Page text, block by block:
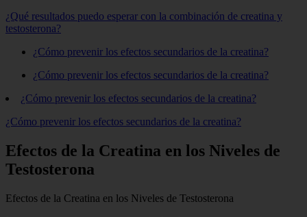
¿Qué resultados puedo esperar con la combinación de creatina y
testosterona?
¿Cómo prevenir los efectos secundarios de la creatina?
¿Cómo prevenir los efectos secundarios de la creatina?
¿Cómo prevenir los efectos secundarios de la creatina?
¿Cómo prevenir los efectos secundarios de la creatina?
Efectos de la Creatina en los Niveles de
Testosterona
Efectos de la Creatina en los Niveles de Testosterona